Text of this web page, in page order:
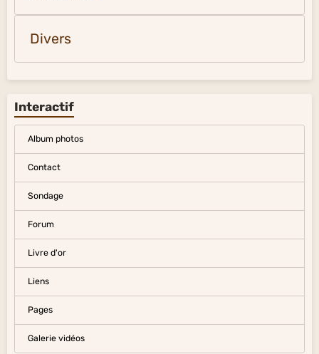
Divers
Interactif
Album photos
Contact
Sondage
Forum
Livre d'or
Liens
Pages
Galerie vidéos